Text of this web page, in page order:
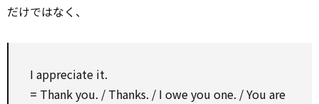
だけではなく、
I appreciate it.
= Thank you. / Thanks. / I owe you one. / You are